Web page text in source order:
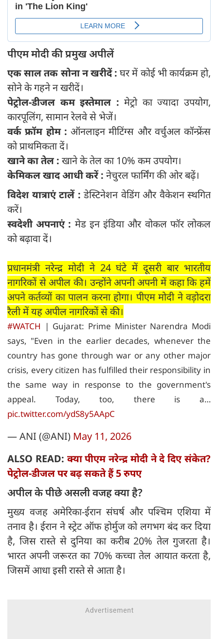
पीएम मोदी की प्रमुख अपीलें
एक साल तक सोना न खरीदें :घर में कोई भी कार्यक्रम हो,
सोने के गहने न खरीदें।
पेट्रोल-डीजल कम इस्तेमाल : मेट्रो का ज्यादा उपयोग,
कारपूलिंग, सामान रेलवे से भेजें।
वर्क फ्रॉम होम : ऑनलाइन मीटिंग्स और वर्चुअल कॉन्फ्रेंस
को प्राथमिकता दें।
खाने कातेल : खाने के तेल का 10% कम उपयोग।
केमिकल खाद आधी करें : नेचुरल फार्मिंग की ओर बढ़ें।
विदेश यात्राएं टालें :डेस्टिनेशन वेडिंग और वैकेशन स्थगित
करें।
स्वदेशी अपनाएं : मेड इन इंडिया और वोकल फॉर लोकल
को बढ़ावा दें।
प्रधानमंत्री नरेन्द्र मोदी ने 24 घंटे में दूसरी बार भारतीय
नागरिकों से अपील की। उन्होंने अपनी अपनी में कहा कि हमें
अपने कर्तव्यों का पालन करना होगा। पीएम मोदी ने वड़ोदरा
रैली में यह अपील नागरिकों से की।
#WATCH | Gujarat: Prime Minister Narendra Modi
says, "Even in the earlier decades, whenever the
country has gone through war or any other major
crisis, every citizen has fulfilled their responsibility in
the same way in response to the government's
appeal. Today, too, there is a…
pic.twitter.com/ydS8y5AApC
— ANI (@ANI) May 11, 2026
ALSO READ: क्या पीएम नरेन्द्र मोदी ने दे दिए संकेत?
पेट्रोल-डीजल पर बढ़ सकते हैं 5 रुपए
अपील के पीछे असली वजह क्या है?
मुख्य वजह अमेरिका-ईरान संघर्ष और पश्चिम एशिया में
तनाव है। ईरान ने स्ट्रेट ऑफ होर्मुज को लगभग बंद कर दिया
है, जिस रास्ते से दुनिया का करीब 20% तेल गुजरता है।
भारत अपनी जरूरत का 70% कच्चा तेल आयात करता है,
जिसमें आधा इसी रास्ते से आता है।